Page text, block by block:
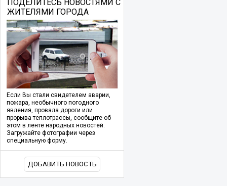
ПОДЕЛИТЕСЬ НОВОСТЯМИ С
ЖИТЕЛЯМИ ГОРОДА
Если Вы стали свидетелем аварии,
пожара, необычного погодного
явления, провала дороги или
прорыва теплотрассы, сообщите об
этом в ленте народных новостей.
Загружайте фотографии через
специальную форму.
ДОБАВИТЬ НОВОСТЬ